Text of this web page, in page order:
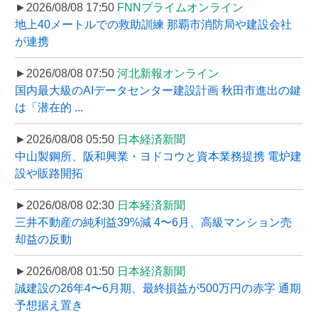
►2026/08/08 17:50 FNNプライムオンライン
地上40メートルでの救助訓練 那覇市消防局や建設会社
が連携
►2026/08/08 07:50 河北新報オンライン
国内最大級のAIデータセンター建設計画 秋田市進出の鍵
は「潜在的 ...
►2026/08/08 05:50 日本経済新聞
中山製鋼所、阪和興業・ヨドコウと資本業務提携 電炉建
設や販路開拓
►2026/08/08 02:30 日本経済新聞
三井不動産の純利益39%減 4〜6月、高級マンション売
却益の反動
►2026/08/08 01:50 日本経済新聞
誠建設の26年4〜6月期、最終損益が500万円の赤字 通期
予想据え置き